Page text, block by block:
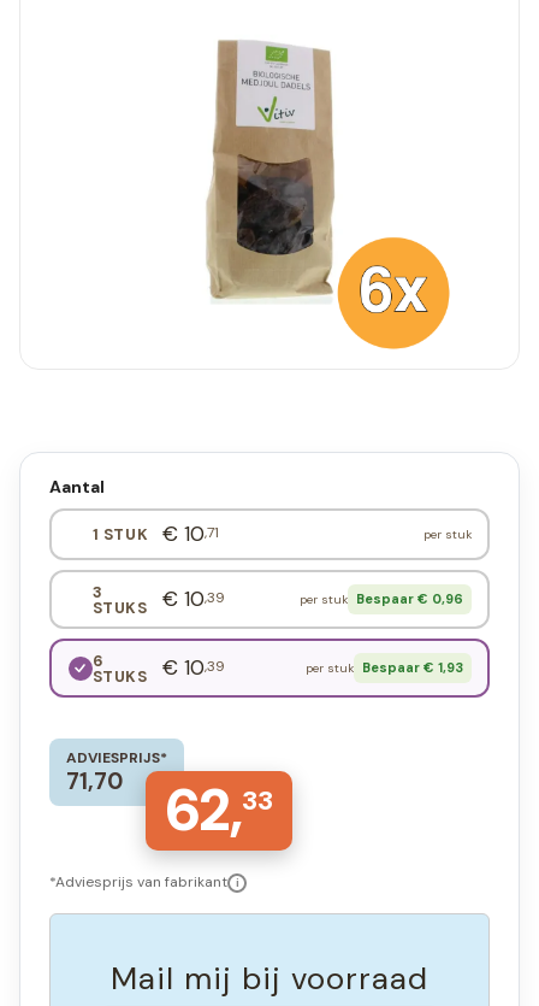
Aantal
1 STUK € 10,71 per stuk
3
STUKS € 10,39 per stuk Bespaar € 0,96
6
STUKS € 10,39 per stuk Bespaar € 1,93
ADVIESPRIJS*
71,70 62,33
*Adviesprijs van fabrikant i
Mail mij bij voorraad